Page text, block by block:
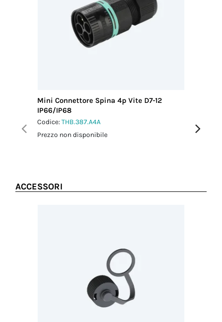
*Contatti a crimpare non inclusi
Mini Connettore Spina 4p Vite D7-12
IP66/IP68
Codice:THB.387.A4A
Prezzo non disponibile
Prezzo
ACCESSORI